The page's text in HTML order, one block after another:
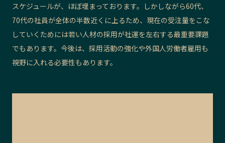
スケジュールが、ほぼ埋まっております。しかしながら60代、
70代の社員が全体の半数近くに上るため、現在の受注量をこな
していくためには若い人材の採用が社運を左右する最重要課題
でもあります。今後は、採用活動の強化や外国人労働者雇用も
視野に入れる必要性もあります。